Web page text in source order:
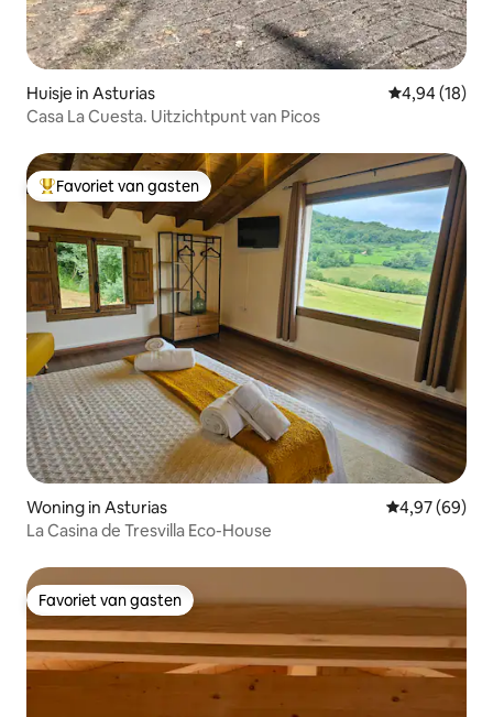
Huisje in Asturias Gemiddelde
4,94 (18)
Casa La Cuesta. Uitzichtpunt van Picos
Topfavoriet van gasten
Favoriet van gasten
Woning in Asturias Gemiddelde
4,97 (69)
La Casina de Tresvilla Eco-House
Favoriet van gasten
Favoriet van gasten